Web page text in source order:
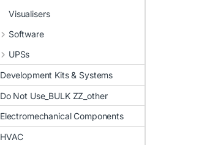
Visualisers
Software
UPSs
Development Kits & Systems
Do Not Use_BULK ZZ_other
Electromechanical Components
HVAC